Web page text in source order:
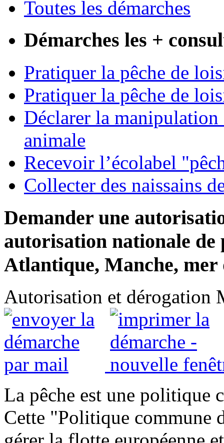
Toutes les démarches
Démarches les +
Pratiquer la pêche de
Pratiquer la pêche de
Déclarer la manipulation
animale
Recevoir l’écolabel
Collecter des naissains
Demander une
autorisation nationale de
Atlantique, Manche,
Autorisation et dérogation
La pêche est une politique
Cette "Politique commune